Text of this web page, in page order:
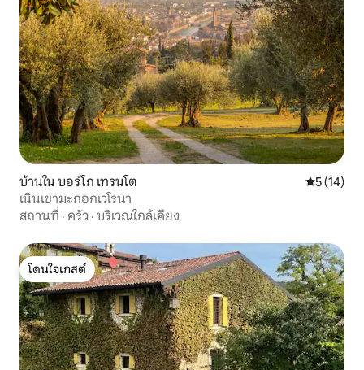
บ้านใน บอร์โก เทรนโต คะแนนเฉลี่
5 (14)
เนินเขามะกอกเวโรนา
สถานที่ · ครัว · บริเวณใกล้เคียง
โดนใจเกสต์
โดนใจเกสต์